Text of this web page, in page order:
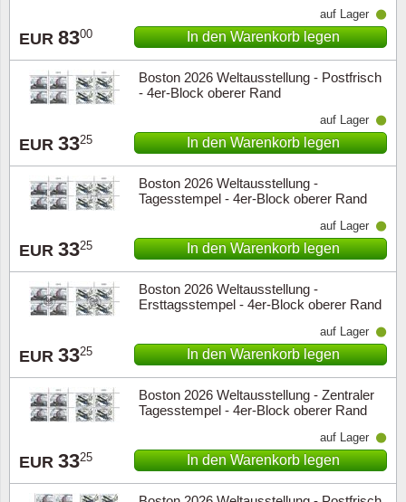
EUR 8300
auf Lager
In den Warenkorb legen
Boston 2026 Weltausstellung - Postfrisch
- 4er-Block oberer Rand
EUR 3325
auf Lager
In den Warenkorb legen
Boston 2026 Weltausstellung -
Tagesstempel - 4er-Block oberer Rand
EUR 3325
auf Lager
In den Warenkorb legen
Boston 2026 Weltausstellung -
Ersttagsstempel - 4er-Block oberer Rand
EUR 3325
auf Lager
In den Warenkorb legen
Boston 2026 Weltausstellung - Zentraler
Tagesstempel - 4er-Block oberer Rand
EUR 3325
auf Lager
In den Warenkorb legen